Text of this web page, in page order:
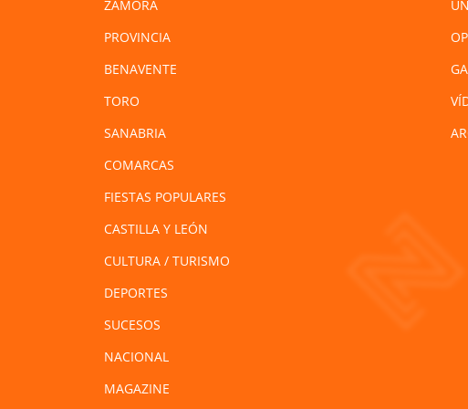
ZAMORA
PROVINCIA
BENAVENTE
TORO
SANABRIA
COMARCAS
FIESTAS POPULARES
CASTILLA Y LEÓN
CULTURA / TURISMO
DEPORTES
SUCESOS
NACIONAL
MAGAZINE